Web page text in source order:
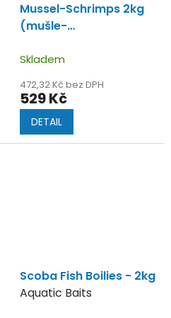
Mussel-Schrimps 2kg
(mušle-
Boilie s silným aroma
Skladem
472,32 Kč bez DPH
529 Kč
DETAIL
Scoba Fish Boilies - 2kg
Aquatic Baits